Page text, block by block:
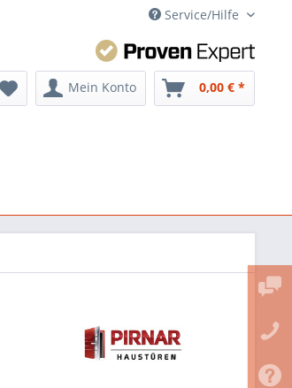
Service/Hilfe
Mein Konto 0,00 € *